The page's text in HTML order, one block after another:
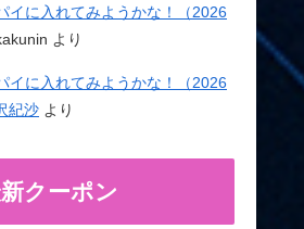
イに入れてみようかな！（2026
より
イに入れてみようかな！（2026
紀沙 より
クーポン